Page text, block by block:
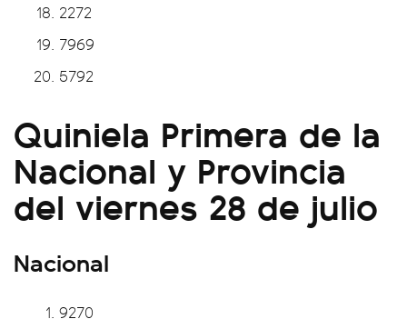
2272
7969
5792
Quiniela Primera de la
Nacional y Provincia
del viernes 28 de julio
Nacional
9270